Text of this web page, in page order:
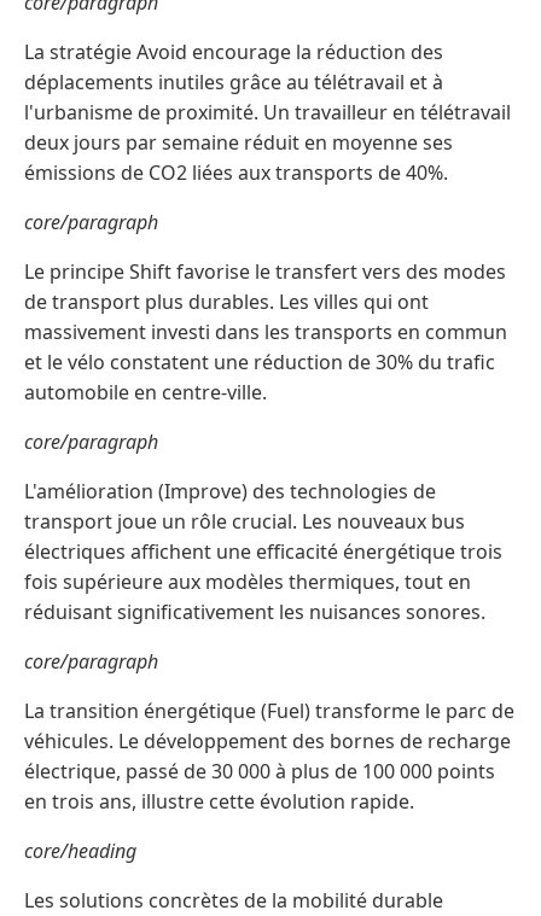
La stratégie Avoid encourage la réduction des
déplacements inutiles grâce au télétravail et à
l'urbanisme de proximité. Un travailleur en télétravail
deux jours par semaine réduit en moyenne ses
émissions de CO2 liées aux transports de 40%.
core/paragraph
Le principe Shift favorise le transfert vers des modes
de transport plus durables. Les villes qui ont
massivement investi dans les transports en commun
et le vélo constatent une réduction de 30% du trafic
automobile en centre-ville.
core/paragraph
L'amélioration (Improve) des technologies de
transport joue un rôle crucial. Les nouveaux bus
électriques affichent une efficacité énergétique trois
fois supérieure aux modèles thermiques, tout en
réduisant significativement les nuisances sonores.
core/paragraph
La transition énergétique (Fuel) transforme le parc de
véhicules. Le développement des bornes de recharge
électrique, passé de 30 000 à plus de 100 000 points
en trois ans, illustre cette évolution rapide.
core/heading
Les solutions concrètes de la mobilité durable